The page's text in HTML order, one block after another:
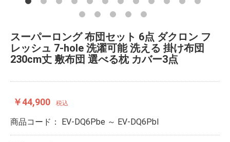
スーパーロング 布団セット 6点 ダクロン フ
レッシュ 7-hole 洗濯可能 洗える 掛け布団
230cm丈 敷布団 選べる枕 カバー3点
￥44,900 税込
商品コード： EV-DQ6Pbe ～ EV-DQ6Pbl